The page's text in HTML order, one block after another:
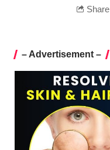
Share
– Advertisement –